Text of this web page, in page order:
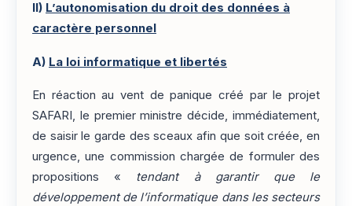
II) L’autonomisation du droit des données à
caractère personnel
A) La loi informatique et libertés
En réaction au vent de panique créé par le projet
SAFARI, le premier ministre décide, immédiatement,
de saisir le garde des sceaux afin que soit créée, en
urgence, une commission chargée de formuler des
propositions « tendant à garantir que le
développement de l’informatique dans les secteurs